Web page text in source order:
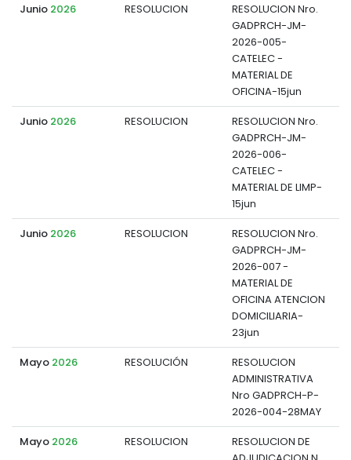
Junio 2026 RESOLUCION
RESOLUCION Nro.
GADPRCH-JM-
2026-005-
CATELEC -
MATERIAL DE
OFICINA-15jun
Junio 2026 RESOLUCION
RESOLUCION Nro.
GADPRCH-JM-
2026-006-
CATELEC -
MATERIAL DE LIMP-
15jun
Junio 2026 RESOLUCION
RESOLUCION Nro.
GADPRCH-JM-
2026-007 -
MATERIAL DE
OFICINA ATENCION
DOMICILIARIA-
23jun
Mayo 2026 RESOLUCIÓN
RESOLUCION
ADMINISTRATIVA
Nro GADPRCH-P-
2026-004-28MAY
Mayo 2026 RESOLUCION
RESOLUCION DE